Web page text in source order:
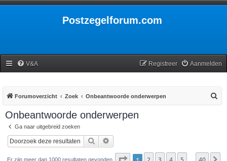
Postzegelforum.com
V&A Aanmelden
Registreer
Forumoverzicht Zoek Onbeantwoorde onderwerpen
Onbeantwoorde onderwerpen
Ga naar uitgebreid zoeken
Zoek
Er zijn meer dan 1000 resultaten gevonden